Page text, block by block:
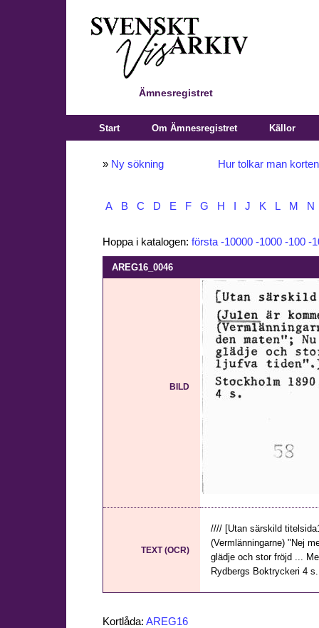
Ämnesregistret
Start Om Ämnesregistret Källor
» Ny sökning Hur tolkar man
A B C D E F G H J K L M N
Hoppa i katalogen: första -10000 -1000 -100 -
AREG16_0046
BILD
TEXT (OCR)
//// [Utan särskild
(Vermlänningarne) "Nej
glädje och stor fröjd ...
Rydbergs Boktryckeri 4
Kortlåda: AREG16